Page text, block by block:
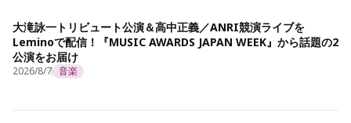
大滝詠一トリビュート公演＆高中正義／ANRI競演ライブを
Leminoで配信！『MUSIC AWARDS JAPAN WEEK』から話題の2
公演をお届け
2026/8/7 音楽